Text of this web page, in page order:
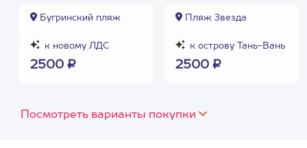
Бугринский пляж
к новому ЛДС
2500 ₽
Пляж Звезда
к острову Тань-Вань
2500 ₽
Посмотреть варианты покупки